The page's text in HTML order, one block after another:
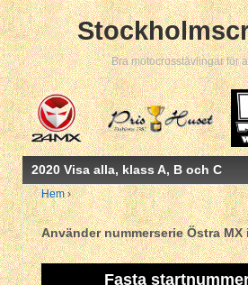
Bra motocrosstävlingar för
2020 Visa alla, klass A, B och C
Hem ›
Använder nummerserie Östra MX